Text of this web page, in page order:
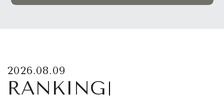
2026.08.09
RANKING